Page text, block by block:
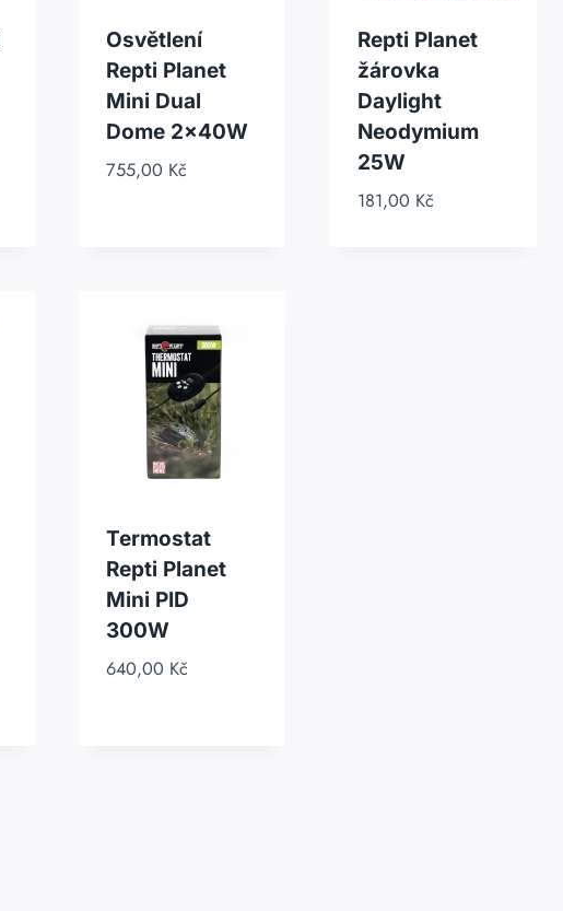
Osvětlení
Repti Planet
Mini Dual
Dome 2x40W
755,00 Kč
Repti Planet
žárovka
Daylight
Neodymium
25W
181,00 Kč
Termostat
Repti Planet
Mini PID
300W
640,00 Kč